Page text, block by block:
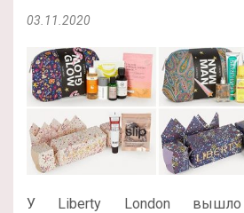
03.11.2020
У Liberty London